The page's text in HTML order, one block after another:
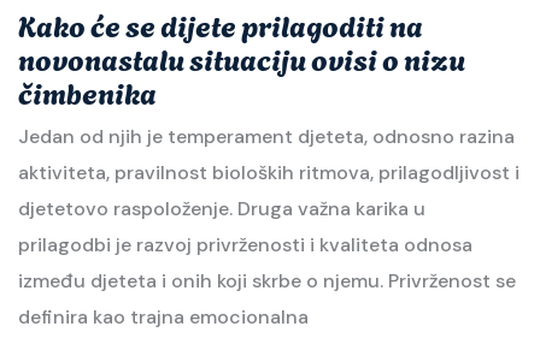
Kako će se dijete prilagoditi na
novonastalu situaciju ovisi o nizu
čimbenika
Jedan od njih je temperament djeteta, odnosno razina
aktiviteta, pravilnost bioloških ritmova, prilagodljivost i
djetetovo raspoloženje. Druga važna karika u
prilagodbi je razvoj privrženosti i kvaliteta odnosa
između djeteta i onih koji skrbe o njemu. Privrženost se
definira kao trajna emocionalna